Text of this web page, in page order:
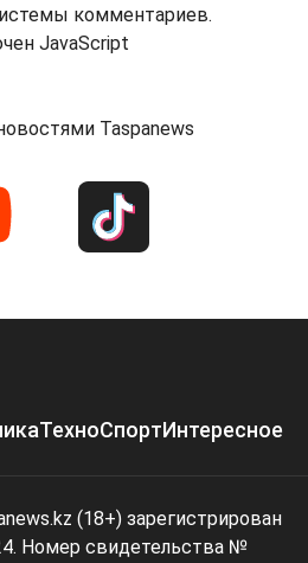
комментариев.
JavaScript
Taspanews
ТехноСпортИнтересное
(18+) зарегистрирован
Номер свидетельства №